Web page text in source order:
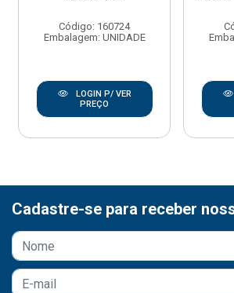
Código: 160724
Embalagem: UNIDADE
LOGIN P/ VER
PREÇO
Cadastre-se para receber